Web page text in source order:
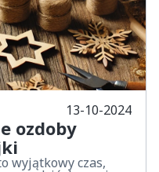
13-10-2024
ozdoby
wyjątkowy czas,